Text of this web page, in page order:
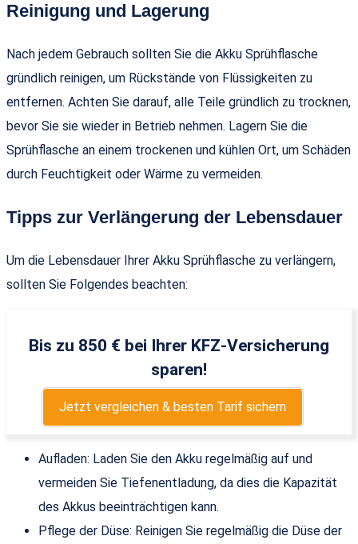
Reinigung und Lagerung
Nach jedem Gebrauch sollten Sie die Akku Sprühflasche
gründlich reinigen, um Rückstände von Flüssigkeiten zu
entfernen. Achten Sie darauf, alle Teile gründlich zu trocknen,
bevor Sie sie wieder in Betrieb nehmen. Lagern Sie die
Sprühflasche an einem trockenen und kühlen Ort, um Schäden
durch Feuchtigkeit oder Wärme zu vermeiden.
Tipps zur Verlängerung der Lebensdauer
Um die Lebensdauer Ihrer Akku Sprühflasche zu verlängern,
sollten Sie Folgendes beachten:
Bis zu 850 € bei Ihrer KFZ-Versicherung
sparen!
Jetzt vergleichen & besten Tarif sichern
Aufladen: Laden Sie den Akku regelmäßig auf und
vermeiden Sie Tiefenentladung, da dies die Kapazität
des Akkus beeinträchtigen kann.
Pflege der Düse: Reinigen Sie regelmäßig die Düse der